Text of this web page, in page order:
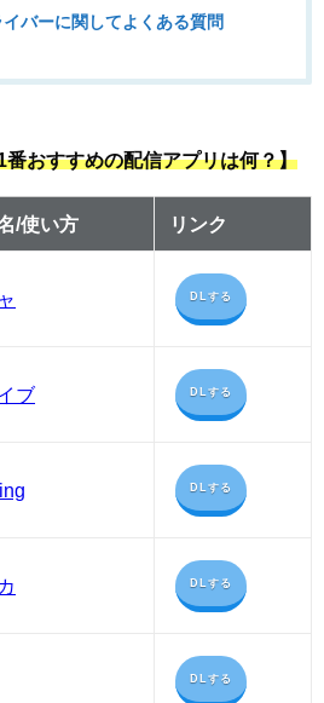
バーに関してよくある質問
おすすめの配信アプリは何？】
/使い方 リンク
DLする
ブ DLする
DLする
DLする
DLする